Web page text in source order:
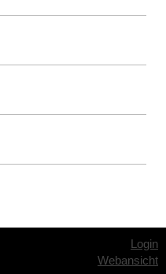
Login
Webansicht